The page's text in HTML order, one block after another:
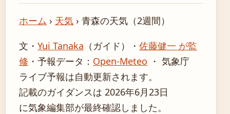
ホーム › 天気 › 青森の天気（2週間）
文・ Yui Tanaka （ガイド） ・ 佐藤健一 が監
修 ・ 予報データ： Open-Meteo ・ 気象庁
ライブ予報は自動更新されます。
記載のガイダンスは 2026年6月23日
に気象編集部が最終確認しました。